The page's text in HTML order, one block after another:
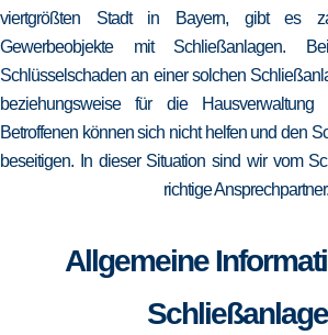
viertgrößten Stadt in Bayern, gibt es
Gewerbeobjekte mit Schließanlagen.
Schlüsselschaden an einer solchen
beziehungsweise für die
Betroffenen können sich nicht helfen und den
beseitigen. In dieser Situation sind wir vom
richtige Ansprechpartner.
Allgemeine